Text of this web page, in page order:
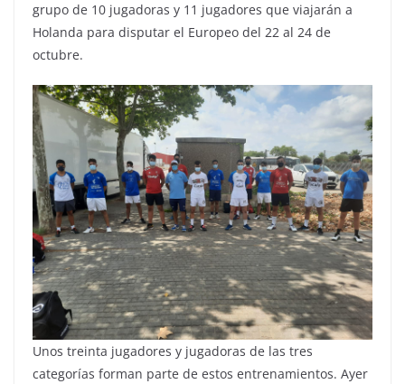
grupo de 10 jugadoras y 11 jugadores que viajarán a
Holanda para disputar el Europeo del 22 al 24 de
octubre.
Unos treinta jugadores y jugadoras de las tres
categorías forman parte de estos entrenamientos. Ayer